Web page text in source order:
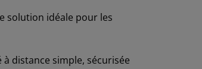
solution idéale pour les
distance simple, sécurisée